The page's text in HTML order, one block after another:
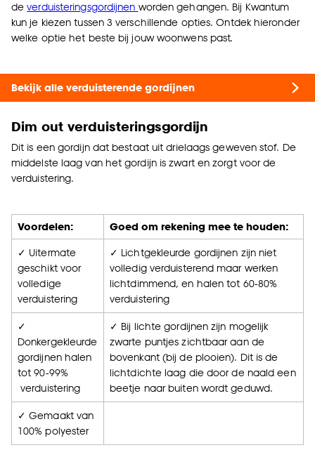
deverduisteringsgordijnen worden gehangen. Bij Kwantum
kun je kiezen tussen 3 verschillende opties. Ontdek hieronder
welke optie het beste bij jouw woonwens past.
Bekijk alle verduisterende gordijnen
Dim out verduisteringsgordijn
Dit is een gordijn dat bestaat uit drielaags geweven stof. De
middelste laag van het gordijn is zwart en zorgt voor de
verduistering.
Voordelen: Goed om rekening mee te houden:
✓ Uitermate
geschikt voor
volledige
verduistering
✓ Lichtgekleurde gordijnen zijn niet
volledig verduisterend maar werken
lichtdimmend, en halen tot 60-80%
verduistering
✓
Donkergekleurde
gordijnen halen
tot 90-99%
verduistering
✓ Bij lichte gordijnen zijn mogelijk
zwarte puntjes zichtbaar aan de
bovenkant (bij de plooien). Dit is de
lichtdichte laag die door de naald een
beetje naar buiten wordt geduwd.
✓ Gemaakt van
100% polyester